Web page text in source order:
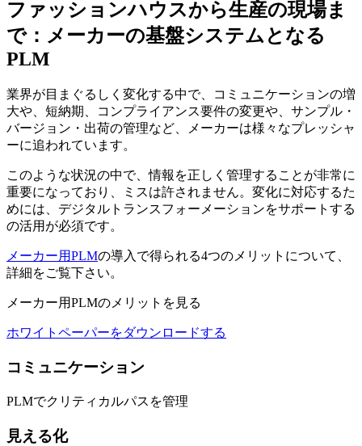
ファッションハウスから生産の現場ま
で：メーカーの基盤システムとなる
PLM
業界が目まぐるしく変化する中で、コミュニケーションの増
大や、短納期、コンプライアンス要件の変更や、サンプル・
バージョン・出荷の管理など、メーカーは様々なプレッシャ
ーに追われています。
このような状況の中で、情報を正しく管理することが非常に
重要になっており、ミスは許されません。変化に対応するた
めには、デジタルトランスフォーメーションをサポートする
の活用が必須です。
メーカー用PLMの導入で得られる4つのメリットについて、
詳細をご覧下さい。
メーカー用PLMのメリットを見る
ホワイトペーパーをダウンロードする
コミュニケーション
PLMでクリティカルパスを管理
見える化